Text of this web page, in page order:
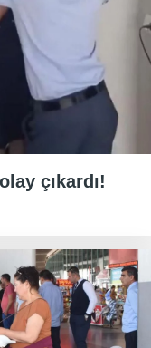
çıkardı!